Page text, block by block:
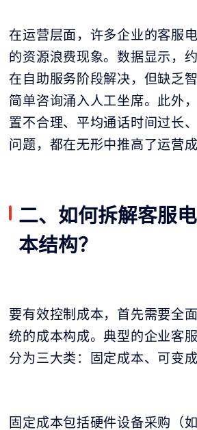
在运营层面，许多企业的客服
的资源浪费现象。数据显示，
在自助服务阶段解决，但缺乏
简单咨询涌入人工坐席。此外
置不合理、平均通话时间过长
问题，都在无形中推高了运营成
二、如何拆解客服
本结构？
要有效控制成本，首先需要全
统的成本构成。典型的企业客
分为三大类：固定成本、可变
固定成本包括硬件设备采购（如